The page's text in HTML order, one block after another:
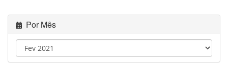
Por Mês